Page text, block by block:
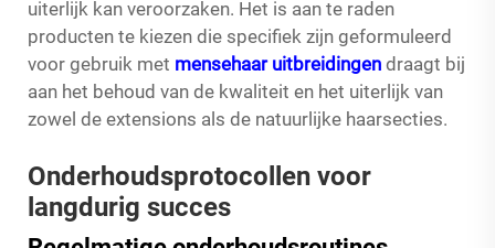
uiterlijk kan veroorzaken. Het is aan te raden
producten te kiezen die specifiek zijn geformuleerd
voor gebruik met mensehaar uitbreidingen draagt bij
aan het behoud van de kwaliteit en het uiterlijk van
zowel de extensions als de natuurlijke haarsecties.
Onderhoudsprotocollen voor
langdurig succes